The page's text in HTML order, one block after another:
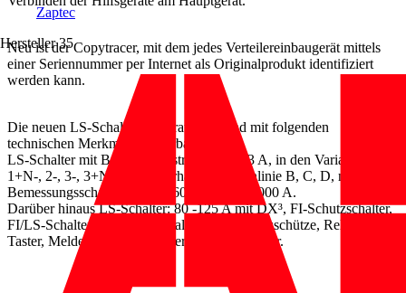
Zaptec
Hersteller 35
Neu ist der Copytracer, mit dem jedes Verteilereinbaugerät mittels
einer Seriennummer per Internet als Originalprodukt identifiziert
werden kann.
Die neuen LS-Schalter-Generationen sind mit folgenden
technischen Merkmalen lieferbar:
LS-Schalter mit Bemessungsstrom 0,3 – 63 A, in den Varianten 1-,
1+N-, 2-, 3-, 3+N-, 4-polig erhältlich, Kennlinie B, C, D, mit
Bemessungsschaltvermögen 6000 A und 10000 A.
Darüber hinaus LS-Schalter: 80 -125 A mit DX³, FI-Schutzschalter,
FI/LS-Schalter, Fern-/Ausschalter, Installationsschütze, Relais,
Taster, Meldeleuchten, Hilfsgeräte und Auslöser.